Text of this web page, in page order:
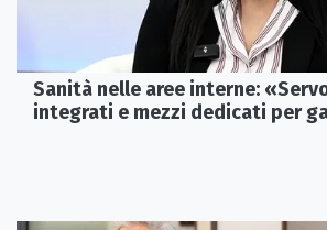
Sanità nelle aree interne:
integrati e mezzi dedicati per